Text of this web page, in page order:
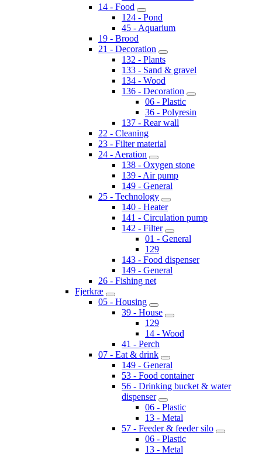
14 - Food
124 - Pond
45 - Aquarium
19 - Brood
21 - Decoration
132 - Plants
133 - Sand & gravel
134 - Wood
136 - Decoration
06 - Plastic
36 - Polyresin
137 - Rear wall
22 - Cleaning
23 - Filter material
24 - Aeration
138 - Oxygen stone
139 - Air pump
149 - General
25 - Technology
140 - Heater
141 - Circulation pump
142 - Filter
01 - General
129
143 - Food dispenser
149 - General
26 - Fishing net
Fjerkræ
05 - Housing
39 - House
129
14 - Wood
41 - Perch
07 - Eat & drink
149 - General
53 - Food container
56 - Drinking bucket & water
dispenser
06 - Plastic
13 - Metal
57 - Feeder & feeder silo
06 - Plastic
13 - Metal